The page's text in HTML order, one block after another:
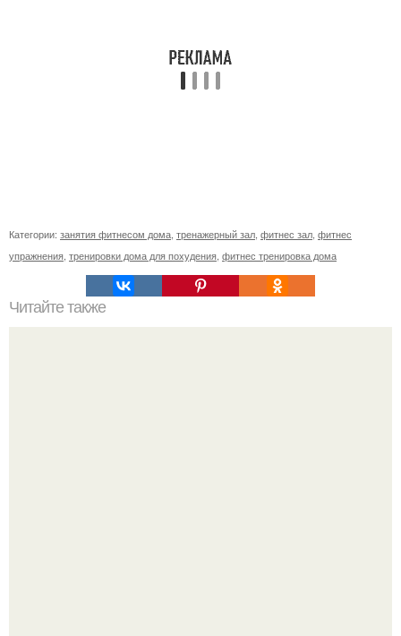
Категории: занятия фитнесом дома тренажерный зал фитнес зал фитнес
упражнения тренировки дома для похудения фитнес тренировка дома
Читайте также